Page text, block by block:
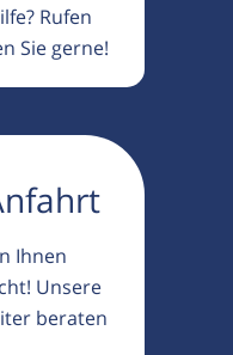
Rufen
Sie gerne!
Ihnen
Unsere
beraten